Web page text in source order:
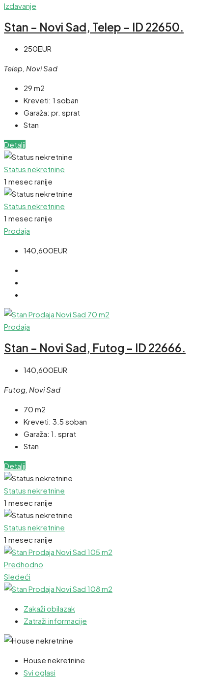
Izdavanje
Stan – Novi Sad, Telep – ID 22650.
250EUR
Telep, Novi Sad
29 m2
Kreveti: 1 soban
Garaža: pr. sprat
Stan
Detalji
Status nekretnine
1 mesec ranije
Status nekretnine
1 mesec ranije
Prodaja
140,600EUR
Prodaja
Stan – Novi Sad, Futog – ID 22666.
140,600EUR
Futog, Novi Sad
70 m2
Kreveti: 3.5 soban
Garaža: 1. sprat
Stan
Detalji
Status nekretnine
1 mesec ranije
Status nekretnine
1 mesec ranije
Predhodno
Sledeći
Zakaži obilazak
Zatraži informacije
House nekretnine
Svi oglasi